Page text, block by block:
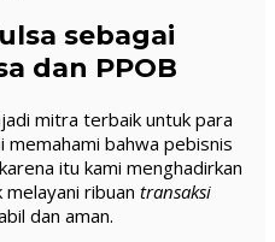
sebagai
dan PPOB
mitra terbaik untuk para
memahami bahwa pebisnis
itu kami menghadirkan
ribuan transaksi
dan aman.